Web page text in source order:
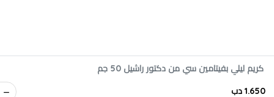
كريم ليلي بفيتامين سي من دكتور راشيل 50 جم
1.650 دب